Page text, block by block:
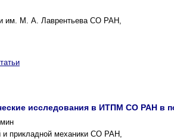
им. М. А. Лаврентьева СО РАН,
исследования в ИТПМ СО РАН в
и прикладной механики СО РАН,